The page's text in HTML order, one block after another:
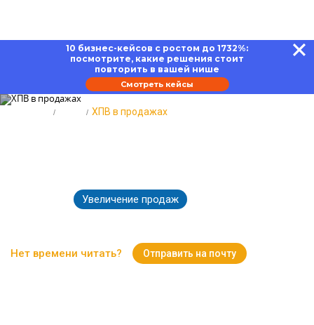
10 бизнес-кейсов с ростом до 1732%:
посмотрите, какие решения стоит
повторить в вашей нише
Смотреть кейсы
ХПВ в продажах
Увеличение продаж
Нет времени читать? Отправить на почту